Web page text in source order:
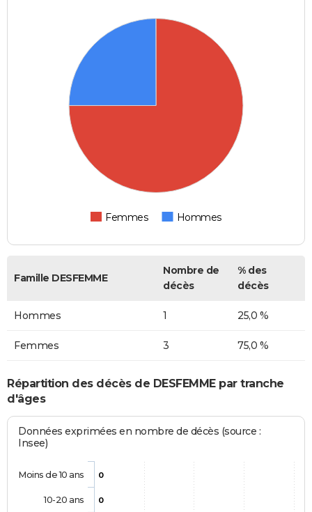
Femmes Hommes
Famille DESFEMME
Nombre de
décès
% des
décès
Hommes 1 25,0 %
Femmes 3 75,0 %
Répartition des décès de DESFEMME par tranche
d'âges
Données exprimées en nombre de décès (source :
Insee)
0
0
Moins de 10 ans
10-20 ans